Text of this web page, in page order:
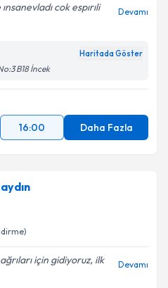
cok espırıli
Devamı
Haritada Göster
B18 İncek
16:00 Daha Fazla
için gidiyoruz, ilk
Devamı